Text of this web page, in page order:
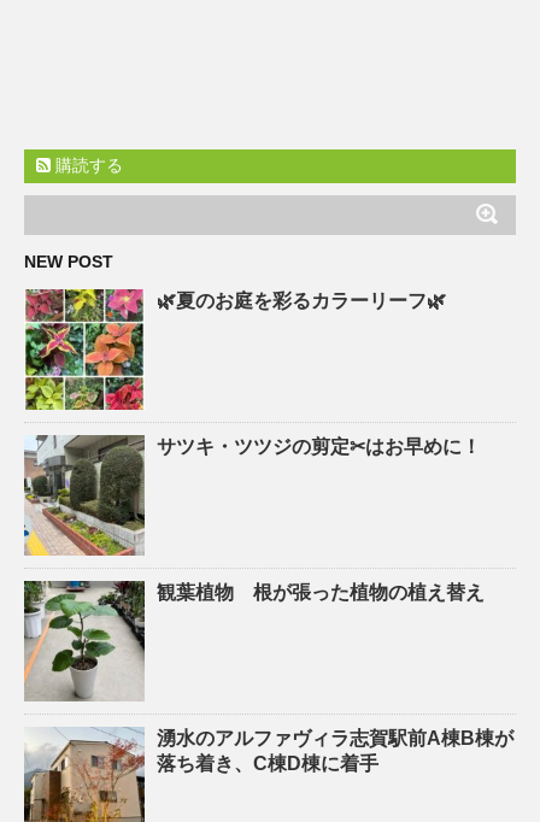
購読する
NEW POST
🌿夏のお庭を彩るカラーリーフ🌿
サツキ・ツツジの剪定✂はお早めに！
観葉植物 根が張った植物の植え替え
湧水のアルファヴィラ志賀駅前A棟B棟が
落ち着き、C棟D棟に着手